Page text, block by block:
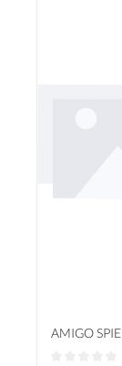
AMIGO